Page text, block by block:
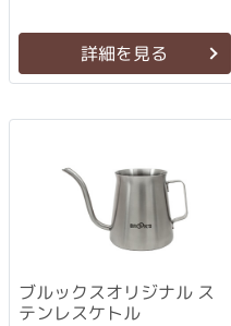
詳細を見る
ブルックスオリジナル ス
テンレスケトル